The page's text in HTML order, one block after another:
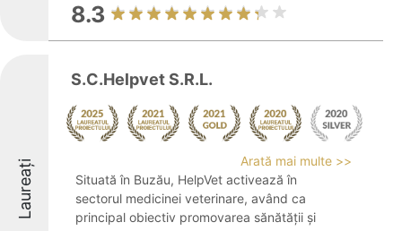
8.3
Laureați
S.C.Helpvet S.R.L.
Arată mai multe >>
Situată în Buzău, HelpVet activează în
sectorul medicinei veterinare, având ca
principal obiectiv promovarea sănătății și